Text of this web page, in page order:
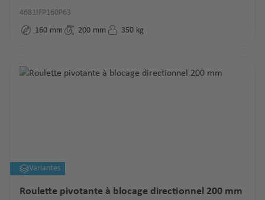
4681IFP160P63
160 mm 200 mm 350 kg
Variantes
Roulette pivotante à blocage directionnel 200 mm